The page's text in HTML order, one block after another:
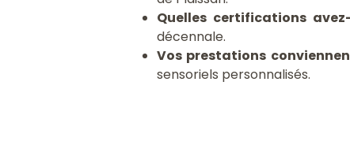
Quelles certifications
décennale.
Vos prestations
sensoriels personnalisés.